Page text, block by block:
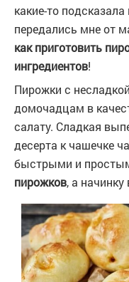
какие-то
передались мне от
как приготовить
ингредиентов!
Пирожки с
домочадцам в
салату. Сладкая
десерта к чашечке
быстрыми и
пирожков, а